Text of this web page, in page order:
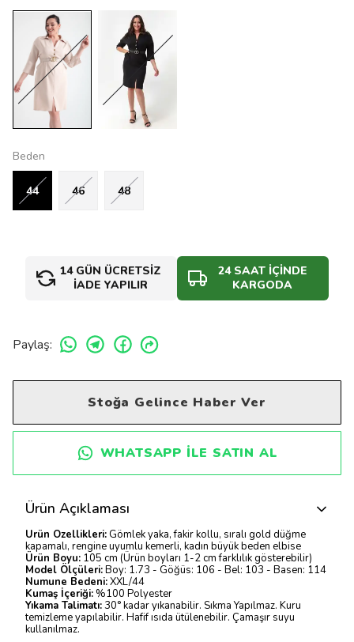
Beden
44 46 48
14 GÜN ÜCRETSİZ
İADE YAPILIR
24 SAAT İÇİNDE
KARGODA
Paylaş:
Stoğa Gelince Haber Ver
WHATSAPP ILE SATIN AL
Ürün Açıklaması
Ürün Özellikleri:Gömlek yaka, fakir kollu, sıralı gold düğme
kapamalı, rengine uyumlu kemerli, kadın büyük beden elbise
Ürün Boyu: 105 cm (Ürün boyları 1-2 cm farklılık gösterebilir)
Model Ölçüleri:Boy: 1.73 - Göğüs: 106 - Bel: 103 - Basen: 114
Numune Bedeni:XXL/44
Kumaş İçeriği: %100 Polyester
Yıkama Talimatı:30° kadar yıkanabilir. Sıkma Yapılmaz. Kuru
temizleme yapılabilir. Hafif ısıda ütülenebilir. Çamaşır suyu
kullanılmaz.